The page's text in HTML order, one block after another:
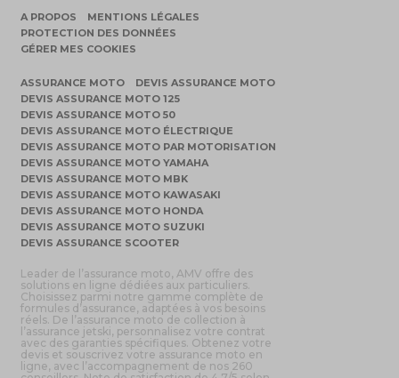
A PROPOS
MENTIONS LÉGALES
PROTECTION DES DONNÉES
GÉRER MES COOKIES
ASSURANCE MOTO
DEVIS ASSURANCE MOTO
DEVIS ASSURANCE MOTO 125
DEVIS ASSURANCE MOTO 50
DEVIS ASSURANCE MOTO ÉLECTRIQUE
DEVIS ASSURANCE MOTO PAR MOTORISATION
DEVIS ASSURANCE MOTO YAMAHA
DEVIS ASSURANCE MOTO MBK
DEVIS ASSURANCE MOTO KAWASAKI
DEVIS ASSURANCE MOTO HONDA
DEVIS ASSURANCE MOTO SUZUKI
DEVIS ASSURANCE SCOOTER
Leader de l’assurance moto, AMV offre des
solutions en ligne dédiées aux particuliers.
Choisissez parmi notre gamme complète de
formules d’assurance, adaptées à vos besoins
réels. De l’assurance moto de collection à
l’assurance jetski, personnalisez votre contrat
avec des garanties spécifiques. Obtenez votre
devis et souscrivez votre assurance moto en
ligne, avec l’accompagnement de nos 260